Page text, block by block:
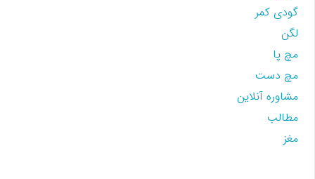
گودی کمر
لگن
مچ پا
مچ دست
مشاوره آنلاین
مطالب
مغز